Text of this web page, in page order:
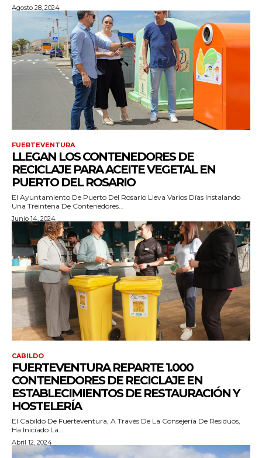
Agosto 28, 2024
FUERTEVENTURA
LLEGAN LOS CONTENEDORES DE
RECICLAJE PARA ACEITE VEGETAL EN
PUERTO DEL ROSARIO
El Ayuntamiento De Puerto Del Rosario Lleva Varios Días Instalando
Una Treintena De Contenedores...
Junio 14, 2024
CABILDO
FUERTEVENTURA REPARTE 1.000
CONTENEDORES DE RECICLAJE EN
ESTABLECIMIENTOS DE RESTAURACIÓN Y
HOSTELERÍA
El Cabildo De Fuerteventura, A Través De La Consejería De Residuos,
Ha Iniciado La...
Abril 12, 2024